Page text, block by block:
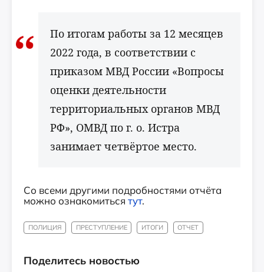
По итогам работы за 12 месяцев
2022 года, в соответствии с
приказом МВД России «Вопросы
оценки деятельности
территориальных органов МВД
РФ», ОМВД по г. о. Истра
занимает четвёртое место.
Со всеми другими подробностями отчёта
можно ознакомиться тут.
ПОЛИЦИЯ ПРЕСТУПЛЕНИЕ ИТОГИ ОТЧЕТ
Поделитесь новостью